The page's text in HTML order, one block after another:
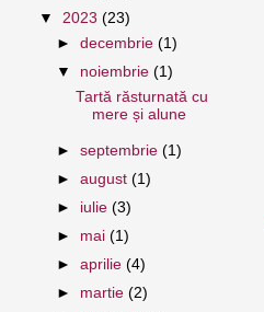
▼ 2023 (23)
►decembrie(1)
▼ noiembrie(1)
Tartă răsturnată cu
mere și alune
►septembrie(1)
►august(1)
► iulie(3)
► mai(1)
►aprilie(4)
► martie(2)